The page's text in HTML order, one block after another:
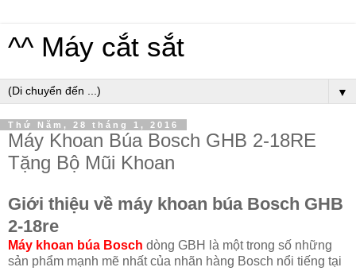
^^ Máy cắt sắt
▼
Thứ Năm, 28 tháng 1, 2016
Máy Khoan Búa Bosch GHB 2-18RE
Tặng Bộ Mũi Khoan
Giới thiệu về máy khoan búa Bosch GHB
2-18re
Máy khoan búa Bosch dòng GBH là một trong số những
sản phẩm mạnh mẽ nhất của nhãn hàng Bosch nổi tiếng tại